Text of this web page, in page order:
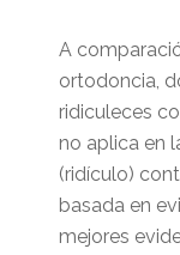
A
ortodoncia,
ridiculeces
no aplica en
(ridículo)
basada en
mejores